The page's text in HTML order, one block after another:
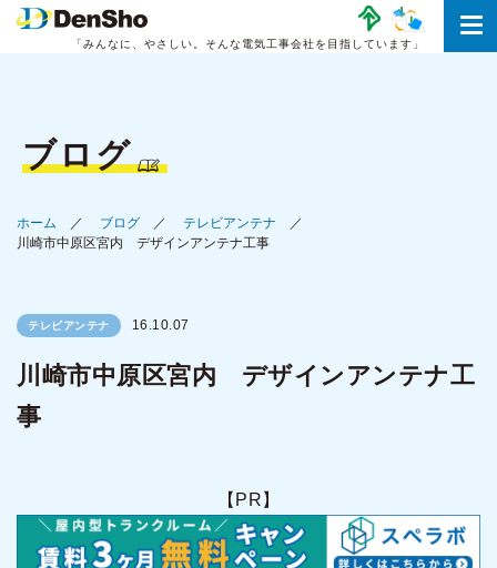
「みんなに、やさしい。 そんな電気工事会社を目指しています」
ブログ
ホーム ブログ
テレビアンテナ
川崎市中原区宮内 デザインアンテナ工事
テレビアンテナ 16.10.07
川崎市中原区宮内 デザインアンテナ工
事
【PR】